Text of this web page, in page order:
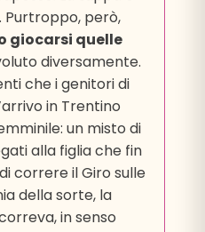
però,
giocarsi quelle
diversamente.
che i genitori di
in Trentino
un misto di
alla figlia che fin
correre il Giro sulle
della sorte, la
in senso